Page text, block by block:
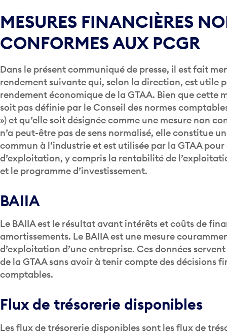
MESURES FINANCIÈRES
CONFORMES AUX PCGR
Dans le présent communiqué de presse, il est fait
rendement suivante qui, selon la direction, est utile
rendement économique de la GTAA. Bien que cette
soit pas définie par le Conseil des normes
») et qu’elle soit désignée comme une mesure non
n’a peut-être pas de sens normalisé, elle constitue
commun à l’industrie et est utilisée par la GTAA
d’exploitation, y compris la rentabilité de
et le programme d’investissement.
BAIIA
Le BAIIA est le résultat avant intérêts et coûts de
amortissements. Le BAIIA est une mesure
d’exploitation d’une entreprise. Ces données
de la GTAA sans avoir à tenir compte des décisions
comptables.
Flux de trésorerie disponibles
Les flux de trésorerie disponibles sont les flux de